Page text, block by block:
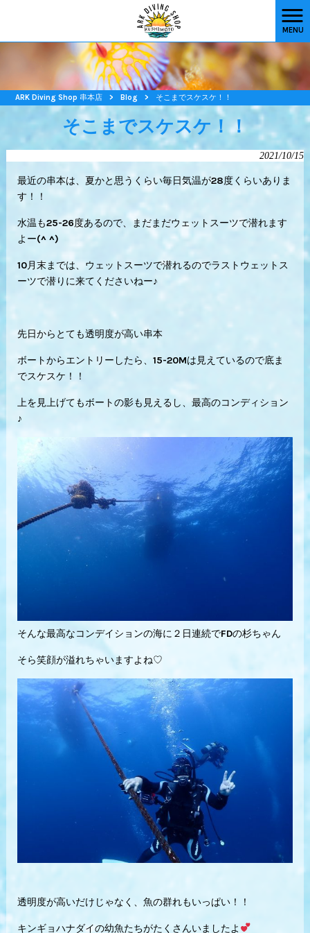
MENU
ARK Diving Shop 串本店 > Blog > そこまでスケスケ！！
そこまでスケスケ！！
2021/10/15
最近の串本は、夏かと思うくらい毎日気温が28度くらいありま
す！！
水温も25-26度あるので、まだまだウェットスーツで潜れます
よー(^ ^)
10月末までは、ウェットスーツで潜れるのでラストウェットス
ーツで潜りに来てくださいねー♪
先日からとても透明度が高い串本
ボートからエントリーしたら、15-20Mは見えているので底ま
でスケスケ！！
上を見上げてもボートの影も見えるし、最高のコンディション
♪
そんな最高なコンデイションの海に２日連続でFDの杉ちゃん
そら笑顔が溢れちゃいますよね♡
透明度が高いだけじゃなく、魚の群れもいっぱい！！
キンギョハナダイの幼魚たちがたくさんいましたよ